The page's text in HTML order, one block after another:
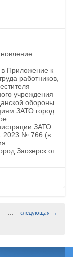
Приложение к
работников,
учреждения
обороны
ЗАТО город
ЗАТО
№ 766 (в
Заозерск от
...
следующая →